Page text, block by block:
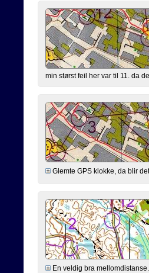
min størst feil her var til 11. da
Glemte GPS klokke, da blir
En veldig bra